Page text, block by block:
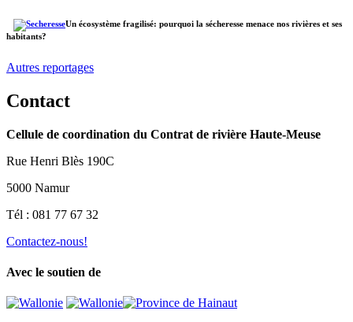
Un écosystème fragilisé: pourquoi la sécheresse menace nos rivières et ses
habitants?
Autres reportages
Contact
Cellule de coordination du Contrat de rivière Haute-Meuse
Rue Henri Blès 190C
5000 Namur
Tél : 081 77 67 32
Contactez-nous!
Avec le soutien de